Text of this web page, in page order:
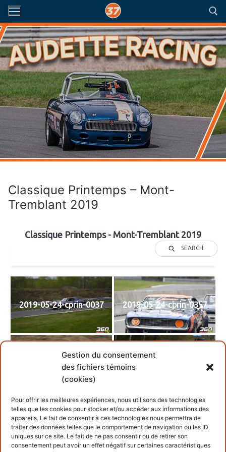
Gestion du consentement
des fichiers témoins
(cookies)
Pour offrir les meilleures expériences, nous utilisons des technologies
telles que les cookies pour stocker et/ou accéder aux informations des
appareils. Le fait de consentir à ces technologies nous permettra de
traiter des données telles que le comportement de navigation ou les ID
uniques sur ce site. Le fait de ne pas consentir ou de retirer son
consentement peut avoir un effet négatif sur certaines caractéristiques
Aller
au
contenu
Rechercher :
Classique Printemps – Mont-
Tremblant 2019
Classique Printemps - Mont-Tremblant 2019
SEARCH
2019-05-24-cprin-0037 2019-05-24-cprin-0357
2019-05-24-cprin-0366 2019-05-24-cprin-0400
2019-05-26-cprin-399